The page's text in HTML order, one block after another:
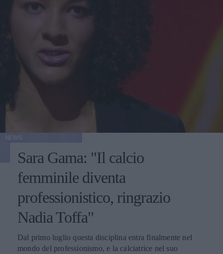
Sara Gama: "Il calcio
femminile diventa
professionistico, ringrazio
Nadia Toffa"
Dal primo luglio questa disciplina entra finalmente nel
mondo del professionismo, e la calciatrice nel suo